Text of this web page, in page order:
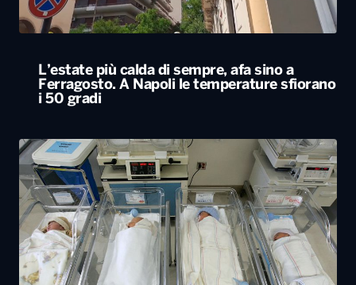
L’estate più calda di sempre, afa sino a
Ferragosto. A Napoli le temperature sfiorano
i 50 gradi